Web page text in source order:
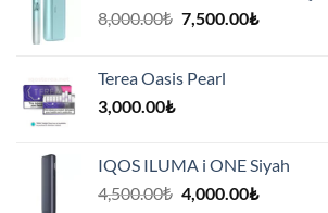
8,000.00₺ Orijinal
7,500.00₺Şu
Terea Oasis Pearl
3,000.00₺
IQOS ILUMA i ONE Siyah
4,500.00₺ Orijinal
4,000.00₺Şu